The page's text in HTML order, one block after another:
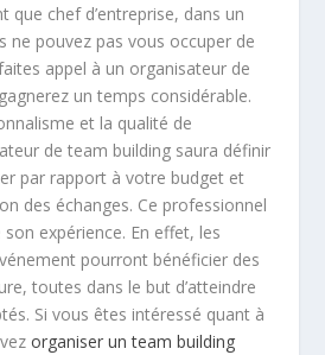
que chef d’entreprise, dans un
ne pouvez pas vous occuper de
appel à un organisateur de
un temps considérable.
et la qualité de
de team building saura définir
par rapport à votre budget et
des échanges. Ce professionnel
expérience. En effet, les
pourront bénéficier des
toutes dans le but d’atteindre
Si vous êtes intéressé quant à
organiser un team building